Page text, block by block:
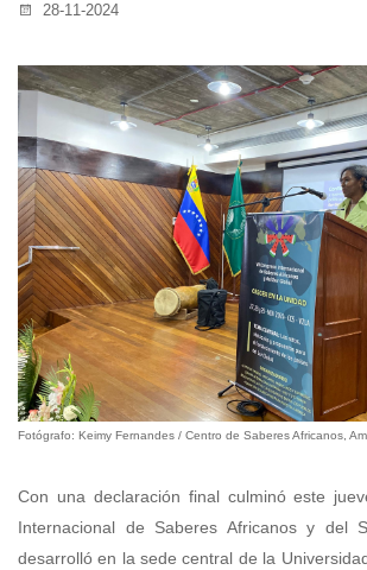
28-11-2024
Fotógrafo: Keimy Fernandes / Centro de Saberes Africanos,
Con una declaración final culminó este
Internacional de Saberes Africanos y del
desarrolló en la sede central de la